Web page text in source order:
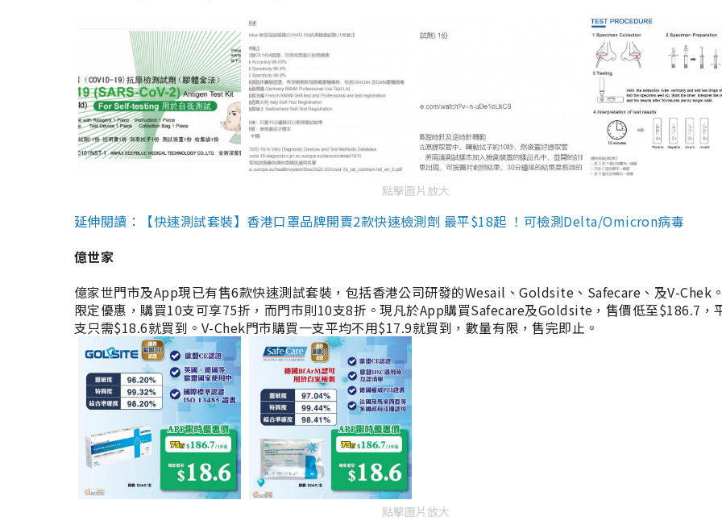
點擊圖片放大
延伸閱讀：【快速測試套裝】香港口罩品牌開賣2款快速檢測劑 最平$18起 ！可檢測Delta/Omicron病毒
億世家
億家世門市及App現已有售6款快速測試套裝，包括香港公司研發的Wesail、Goldsite、Safecare、及V-Chek
限定優惠，購買10支可享75折，而門市則10支8折。現凡於App購買Safecare及Goldsite，售價低至$186.7，
支只需$18.6就買到。V-Chek門市購買一支平均不用$17.9就買到，數量有限，售完即止。
點擊圖片放大